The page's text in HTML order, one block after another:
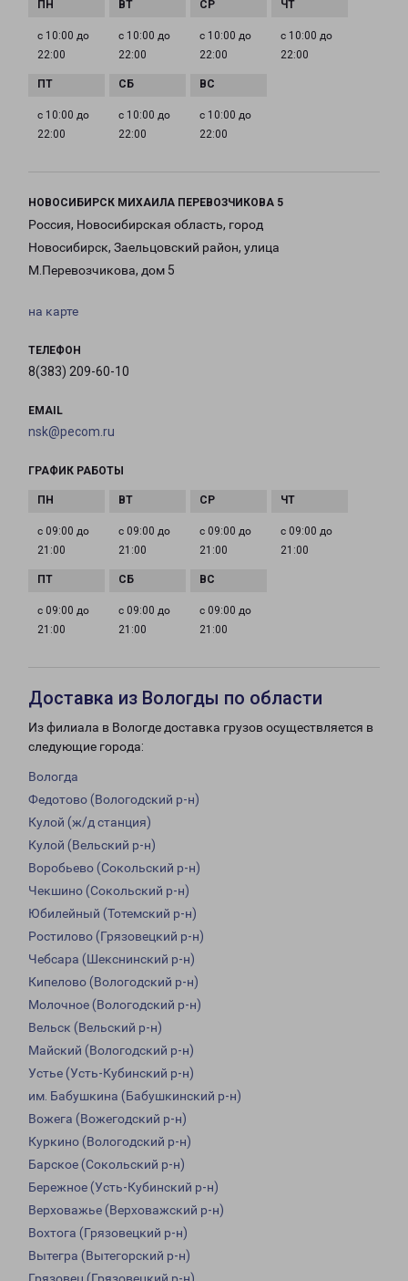
с 10:00 до
22:00
с 10:00 до
22:00
с 10:00 до
22:00
с 10:00 до
22:00
с 10:00 до
22:00
с 10:00 до
22:00
с 10:00 до
22:00
НОВОСИБИРСК МИХАИЛА ПЕРЕВОЗЧИКОВА 5
Россия, Новосибирская область, город
Новосибирск, Заельцовский район, улица
М.Перевозчикова, дом 5
на карте
ТЕЛЕФОН
8(383) 209-60-10
EMAIL
nsk@pecom.ru
ГРАФИК РАБОТЫ
с 09:00 до
21:00
с 09:00 до
21:00
с 09:00 до
21:00
с 09:00 до
21:00
с 09:00 до
21:00
с 09:00 до
21:00
с 09:00 до
21:00
Доставка из Вологды по области
Из филиала в Вологде доставка грузов осуществляется в
следующие города:
Вологда
Федотово (Вологодский р-н)
Кулой (ж/д станция)
Кулой (Вельский р-н)
Воробьево (Сокольский р-н)
Чекшино (Сокольский р-н)
Юбилейный (Тотемский р-н)
Ростилово (Грязовецкий р-н)
Чебсара (Шекснинский р-н)
Кипелово (Вологодский р-н)
Молочное (Вологодский р-н)
Вельск (Вельский р-н)
Майский (Вологодский р-н)
Устье (Усть-Кубинский р-н)
им. Бабушкина (Бабушкинский р-н)
Вожега (Вожегодский р-н)
Куркино (Вологодский р-н)
Барское (Сокольский р-н)
Бережное (Усть-Кубинский р-н)
Верховажье (Верховажский р-н)
Вохтога (Грязовецкий р-н)
Вытегра (Вытегорский р-н)